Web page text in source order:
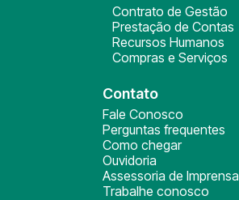
Contrato de Gestão
Prestação de Contas
Recursos Humanos
Compras e Serviços
Contato
Fale Conosco
Perguntas frequentes
Como chegar
Ouvidoria
Assessoria de Imprensa
Trabalhe conosco